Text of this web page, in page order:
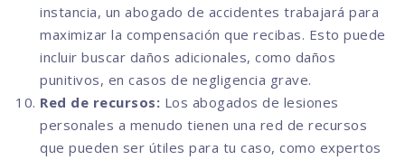
instancia, un abogado de accidentes trabajará para
maximizar la compensación que recibas. Esto puede
incluir buscar daños adicionales, como daños
punitivos, en casos de negligencia grave.
Red de recursos: Los abogados de lesiones
personales a menudo tienen una red de recursos
que pueden ser útiles para tu caso, como expertos